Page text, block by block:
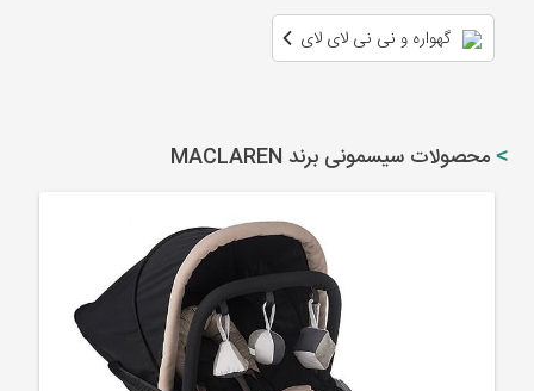
گهواره و نی نی لای لای
محصولات سیسمونی برند MACLAREN